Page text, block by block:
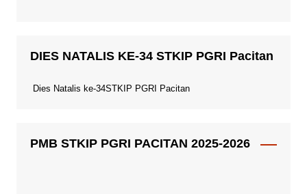
DIES NATALIS KE-34 STKIP PGRI Pacitan
Dies Natalis ke-34STKIP PGRI Pacitan
PMB STKIP PGRI PACITAN 2025-2026